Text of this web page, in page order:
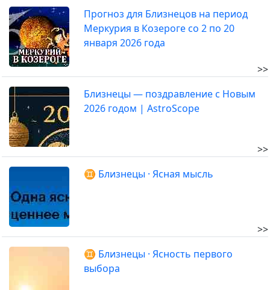
Прогноз для Близнецов на период
Меркурия в Козероге со 2 по 20
января 2026 года
>>
Близнецы — поздравление с Новым
2026 годом | AstroScope
>>
♊ Близнецы · Ясная мысль
>>
♊ Близнецы · Ясность первого
выбора